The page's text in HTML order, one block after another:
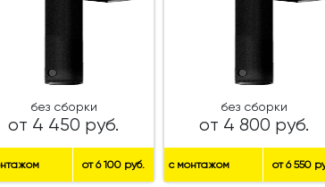
без сборки
от 4 450 руб.
от 6 100 руб.
без сборки
от 4 800 руб.
с монтажом от 6 550